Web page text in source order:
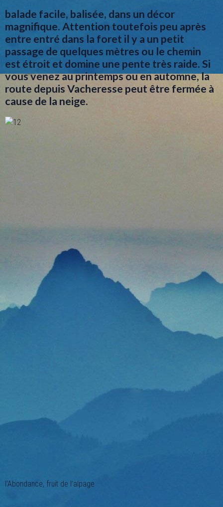
balade facile, balisée, dans un décor
magnifique. Attention toutefois peu après
entre entré dans la foret il y a un petit
passage de quelques mètres ou le chemin
est étroit et domine une pente très raide. Si
vous venez au printemps ou en automne, la
route depuis Vacheresse peut être fermée à
cause de la neige.
l’Abondance, fruit de l’alpage